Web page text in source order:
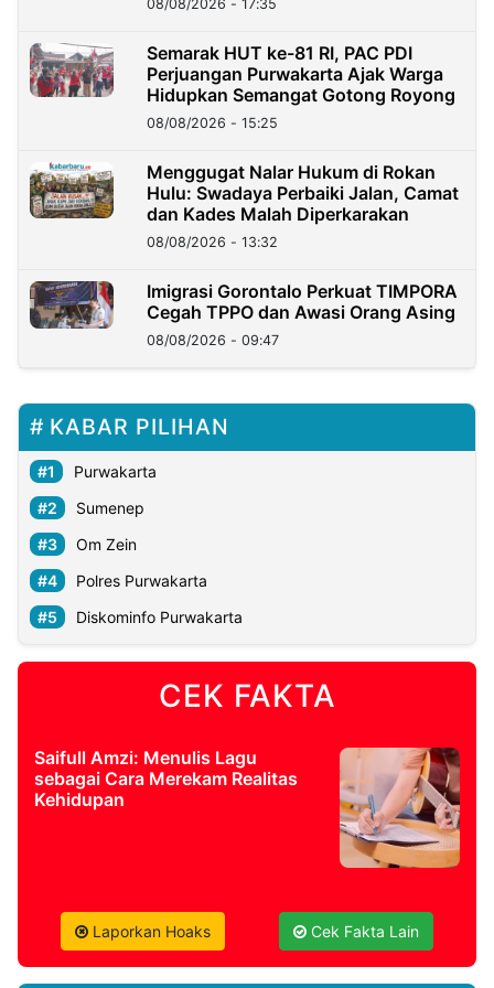
08/08/2026 - 17:35
Semarak HUT ke-81 RI, PAC PDI
Perjuangan Purwakarta Ajak Warga
Hidupkan Semangat Gotong Royong
08/08/2026 - 15:25
Menggugat Nalar Hukum di Rokan
Hulu: Swadaya Perbaiki Jalan, Camat
dan Kades Malah Diperkarakan
08/08/2026 - 13:32
Imigrasi Gorontalo Perkuat TIMPORA
Cegah TPPO dan Awasi Orang Asing
08/08/2026 - 09:47
KABAR PILIHAN
Purwakarta
Sumenep
Om Zein
Polres Purwakarta
Diskominfo Purwakarta
CEK FAKTA
Saifull Amzi: Menulis Lagu
sebagai Cara Merekam Realitas
Kehidupan
Laporkan Hoaks Cek Fakta Lain